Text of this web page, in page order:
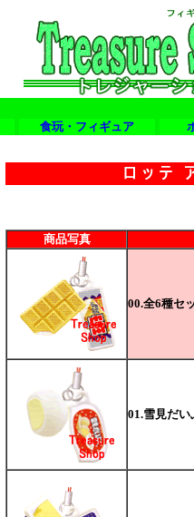
食玩・フィギュア
商品写真
00.全6種セ
01.雪見だい